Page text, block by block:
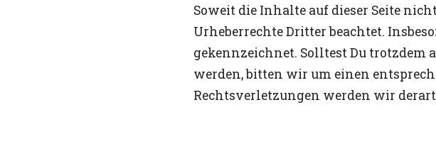
Soweit die Inhalte auf dieser Seite
Urheberrechte Dritter beachtet.
gekennzeichnet. Solltest Du
werden, bitten wir um einen
Rechtsverletzungen werden wir